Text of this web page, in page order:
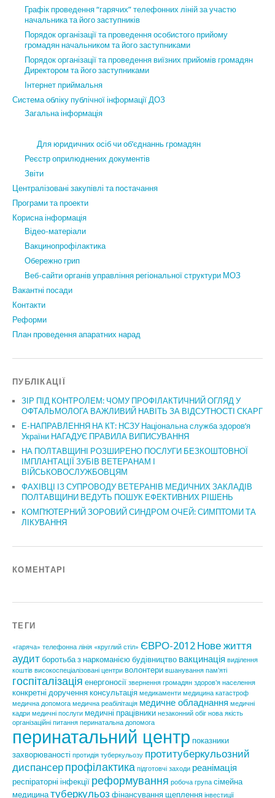
Графік проведення “гарячих” телефонних ліній за участю
начальника та його заступників
Порядок організації та проведення особистого прийому
громадян начальником та його заступниками
Порядок організації та проведення виїзних прийомів громадян
Директором та його заступниками
Інтернет приймальня
Система обліку публічної інформації ДОЗ
Загальна інформація
Для юридичних осіб чи об’єднаннь громадян
Реєстр оприлюднених документів
Звіти
Централізовані закупівлі та постачання
Програми та проекти
Корисна інформація
Відео-матеріали
Вакцинопрофілактика
Обережно грип
Веб-сайти органів управління регіональної структури МОЗ
Вакантні посади
Контакти
Реформи
План проведення апаратних нарад
ПУБЛІКАЦІЇ
ЗІР ПІД КОНТРОЛЕМ: ЧОМУ ПРОФІЛАКТИЧНИЙ ОГЛЯД У
ОФТАЛЬМОЛОГА ВАЖЛИВИЙ НАВІТЬ ЗА ВІДСУТНОСТІ СКАРГ
Е-НАПРАВЛЕННЯ НА КТ: НСЗУ Національна служба здоров’я
України НАГАДУЄ ПРАВИЛА ВИПИСУВАННЯ
НА ПОЛТАВЩИНІ РОЗШИРЕНО ПОСЛУГИ БЕЗКОШТОВНОЇ
ІМПЛАНТАЦІЇ ЗУБІВ ВЕТЕРАНАМ І
ВІЙСЬКОВОСЛУЖБОВЦЯМ
ФАХІВЦІ ІЗ СУПРОВОДУ ВЕТЕРАНІВ МЕДИЧНИХ ЗАКЛАДІВ
ПОЛТАВЩИНИ ВЕДУТЬ ПОШУК ЕФЕКТИВНИХ РІШЕНЬ
КОМП’ЮТЕРНИЙ ЗОРОВИЙ СИНДРОМ ОЧЕЙ: СИМПТОМИ ТА
ЛІКУВАННЯ
КОМЕНТАРІ
ТЕГИ
«гаряча» телефонна лінія «круглий стіл» ЄВРО-2012 Нове життя
аудит боротьба з наркоманією будівництво вакцинація виділення
коштів високоспеціалізовані центри волонтери вшанування пам'яті
госпіталізація енергоносії звернення громадян здоров'я населення
конкретні доручення консультація медикаменти медицина катастроф
медична допомога медична реабілітація медичне обладнання медичні
кадри медичні послуги медичні працівники незаконний обіг нова якість
організаційні питання перинатальна допомога
перинатальний центр показники
захворюваності протидія туберкульозу протитуберкульозний
диспансер профілактика підготовчі заходи реанімація
респіраторні інфекції реформування робоча група сімейна
медицина туберкульоз фінансування щеплення інвестиції